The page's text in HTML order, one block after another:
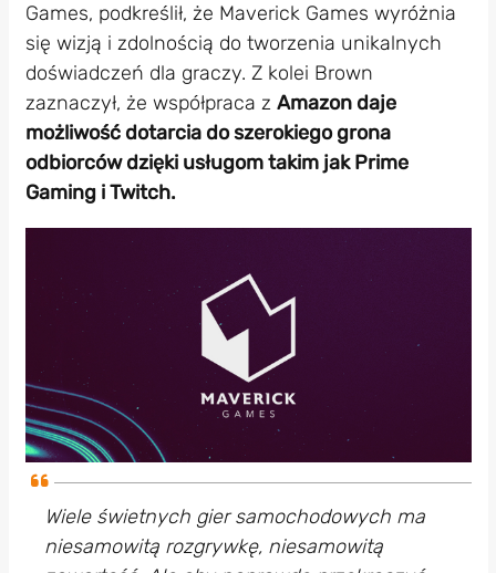
Games, podkreślił, że Maverick Games wyróżnia
się wizją i zdolnością do tworzenia unikalnych
doświadczeń dla graczy. Z kolei Brown
zaznaczył, że współpraca z Amazon daje
możliwość dotarcia do szerokiego grona
odbiorców dzięki usługom takim jak Prime
Gaming i Twitch.
Wiele świetnych gier samochodowych ma
niesamowitą rozgrywkę, niesamowitą